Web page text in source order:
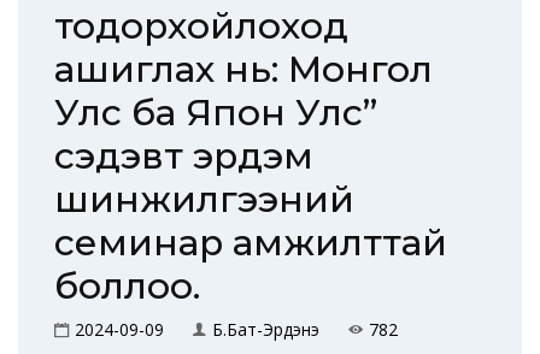
тодорхойлоход
ашиглах нь: Монгол
Улс ба Япон Улс”
сэдэвт эрдэм
шинжилгээний
семинар амжилттай
боллоо.
2024-09-09 Б.Бат-Эрдэнэ 782